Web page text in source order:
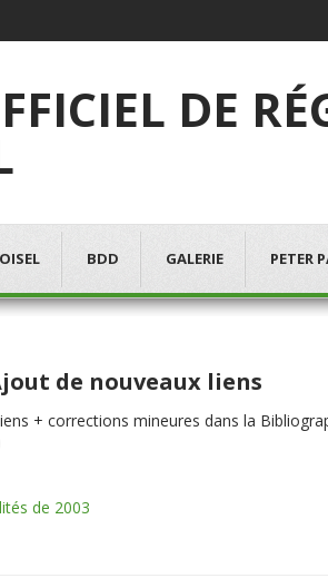
DE
BDD GALERIE PETER
de nouveaux liens
+ corrections mineures dans la
de 2003